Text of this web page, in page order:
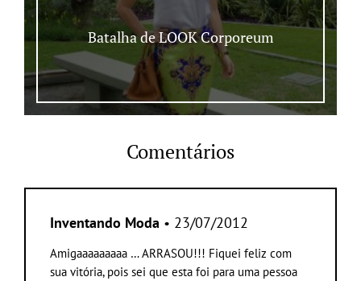
Batalha de LOOK Corporeum
Comentários
Inventando Moda • 23/07/2012
Amigaaaaaaaaa … ARRASOU!!! Fiquei feliz com
sua vitória, pois sei que esta foi para uma pessoa